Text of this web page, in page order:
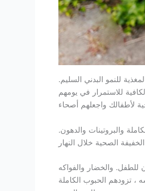
للنمو البدني السليم.
للاستمرار في يومهم
والبروتينات والدهون.
للطفل. والخضار والفواكه
، تزودهم الحبوب الكاملة